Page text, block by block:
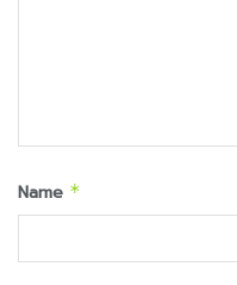
Name *